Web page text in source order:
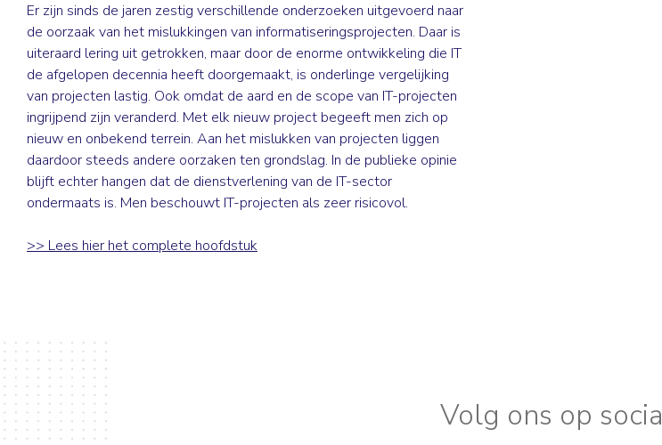
Er zijn sinds de jaren zestig verschillende onderzoeken uitgevoerd naar
de oorzaak van het mislukkingen van informatiseringsprojecten. Daar is
uiteraard lering uit getrokken, maar door de enorme ontwikkeling die IT
de afgelopen decennia heeft doorgemaakt, is onderlinge vergelijking
van projecten lastig. Ook omdat de aard en de scope van IT-projecten
ingrijpend zijn veranderd. Met elk nieuw project begeeft men zich op
nieuw en onbekend terrein. Aan het mislukken van projecten liggen
daardoor steeds andere oorzaken ten grondslag. In de publieke opinie
blijft echter hangen dat de dienstverlening van de IT-sector
ondermaats is. Men beschouwt IT-projecten als zeer risicovol.
>> Lees hier het complete hoofdstuk
Volg ons op